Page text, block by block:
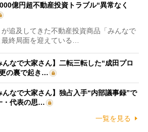
億円超不動産投資トラブル“異常なく
追及してきた不動産投資商品「みんなで
終局面を迎えている…
んなで大家さん】二転三転した“成田プロ
の裏で起き…
んなで大家さん】独占入手“内部議事録”で
・代表の思…
一覧を見る